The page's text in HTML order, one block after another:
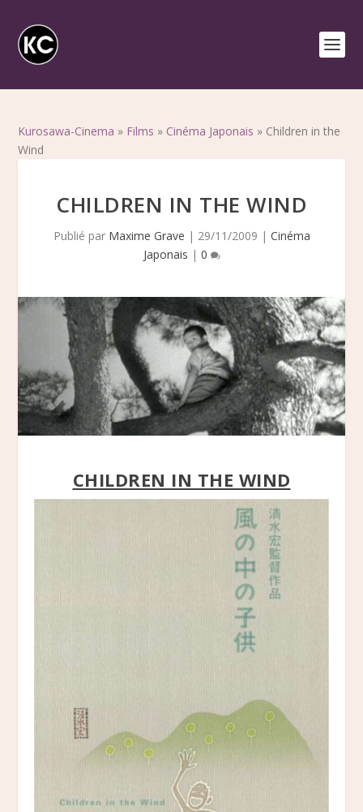
Kurosawa-Cinema » Films » Cinéma Japonais » Children in the
Wind
CHILDREN IN THE WIND
Publié par Maxime Grave | 29/11/2009 | Cinéma
Japonais | 0
CHILDREN IN THE WIND